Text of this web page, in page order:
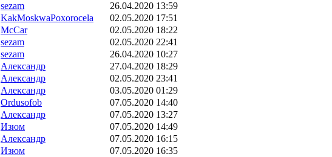
sezam
26.04.2020 13:59
KakMoskwaPoxorocela
02.05.2020 17:51
McCar
02.05.2020 18:22
sezam
02.05.2020 22:41
sezam
26.04.2020 10:27
Александр
27.04.2020 18:29
Александр
02.05.2020 23:41
Александр
03.05.2020 01:29
Ordusofob
07.05.2020 14:40
Александр
07.05.2020 13:27
Изюм
07.05.2020 14:49
Александр
07.05.2020 16:15
Изюм
07.05.2020 16:35